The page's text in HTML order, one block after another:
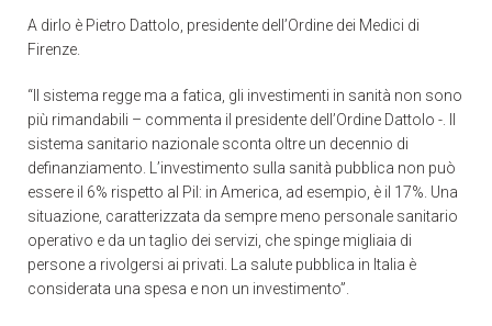
A dirlo è Pietro Dattolo, presidente dell’Ordine dei Medici di
Firenze.
“Il sistema regge ma a fatica, gli investimenti in sanità non sono
più rimandabili – commenta il presidente dell’Ordine Dattolo -. Il
sistema sanitario nazionale sconta oltre un decennio di
definanziamento. L’investimento sulla sanità pubblica non può
essere il 6% rispetto al Pil: in America, ad esempio, è il 17%. Una
situazione, caratterizzata da sempre meno personale sanitario
operativo e da un taglio dei servizi, che spinge migliaia di
persone a rivolgersi ai privati. La salute pubblica in Italia è
considerata una spesa e non un investimento”.